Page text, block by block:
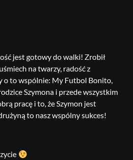
jest gotowy do walki! Zrobił
na twarzy, radość z
o to wspólnie: My Futbol Bonito,
Szymona i przede wszystkim
pracę i to, że Szymon jest
to nasz wspólny sukces!